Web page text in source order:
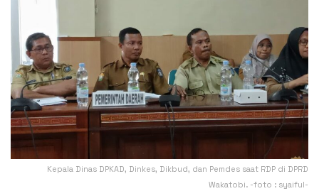
Kepala Dinas DPKAD, Dinkes, Dikbud, dan Pemdes saat RDP di DPRD
Wakatobi. -foto : syaiful-